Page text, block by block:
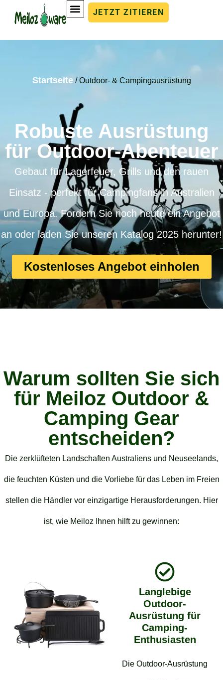
JETZT ZITIEREN
Startseite/ Outdoor- & Campingausrüstung
Robuste Ausrüstung
für Outdoor-Abenteuer
Gebaut für Lagerfeuer, Grills und den rauen
Einsatz - perfekt für Campingfans in Australien
und Europa. Fordern Sie noch heute ein Angebot
an oder laden Sie unseren Katalog 2025 herunter!
Kostenloses Angebot einholen
Warum sollten Sie sich
für Meiloz Outdoor &
Camping Gear
entscheiden?
Die zerklüfteten Landschaften Australiens und Neuseelands,
die feuchten Küsten und die Vorliebe für das Leben im Freien
stellen die Händler vor einzigartige Herausforderungen. Hier
ist, wie Meiloz Ihnen hilft zu gewinnen:
Langlebige
Outdoor-
Ausrüstung für
Camping-
Enthusiasten
Die Outdoor-Ausrüstung